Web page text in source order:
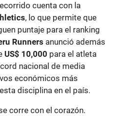
cuenta con la
, lo que permite que
puntaje para el ranking
Runners anunció además
US$ 10,000 para el atleta
nacional de media
económicos más
disciplina en el país.
corre con el corazón.